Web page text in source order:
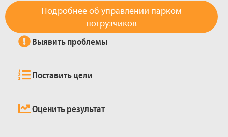
Подробнее об управлении парком
погрузчиков
Выявить проблемы
Поставить цели
Оценить результат